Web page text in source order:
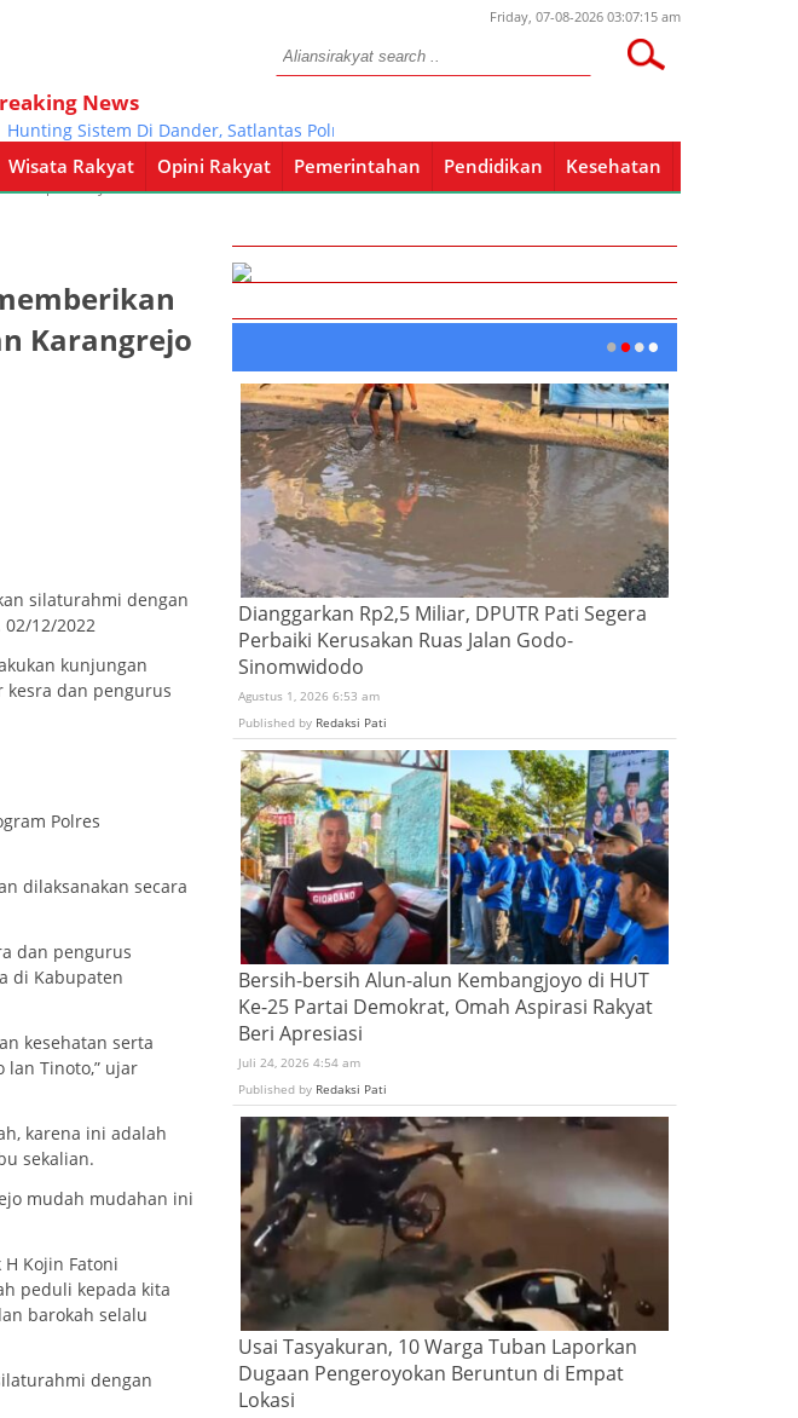
Friday, 07-08-2026 03:07:15 am
News
Sistem Di Dander, Satlantas Polres Bojonegoro Tindak 107 Pelanggaran
Wisata Rakyat Opini Rakyat Pemerintahan Pendidikan Kesehatan
Opini Rakyat Pemerintahan Pendidikan Kesehatan
Karangrejo
silaturahmi dengan
12/2022
kunjungan
kesra dan pengurus
Polres
dilaksanakan secara
dan pengurus
di Kabupaten
kesehatan serta
Tinoto,” ujar
karena ini adalah
sekalian.
mudah mudahan ini
Kojin Fatoni
peduli kepada kita
barokah selalu
dengan
Dianggarkan Rp2,5 Miliar, DPUTR Pati Segera
Perbaiki Kerusakan Ruas Jalan Godo-
Sinomwidodo
Agustus 1, 2026 6:53 am
Published by Redaksi Pati
Bersih-bersih Alun-alun Kembangjoyo di HUT
Ke-25 Partai Demokrat, Omah Aspirasi Rakyat
Beri Apresiasi
Juli 24, 2026 4:54 am
Published by Redaksi Pati
Usai Tasyakuran, 10 Warga Tuban Laporkan
Dugaan Pengeroyokan Beruntun di Empat
Lokasi